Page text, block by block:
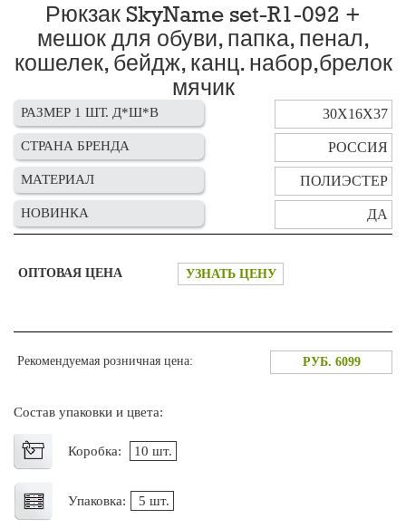
Рюкзак SkyName set-R1-092 +
мешок для обуви, папка, пенал,
кошелек, бейдж, канц. набор,брелок
мячик
РАЗМЕР 1 ШТ. Д*Ш*В 30Х16Х37
СТРАНА БРЕНДА РОССИЯ
МАТЕРИАЛ ПОЛИЭСТЕР
НОВИНКА ДА
ОПТОВАЯ ЦЕНА УЗНАТЬ ЦЕНУ
Рекомендуемая розничная цена: РУБ. 6099
Состав упаковки и цвета:
Коробка: 10 шт.
Упаковка: 5 шт.